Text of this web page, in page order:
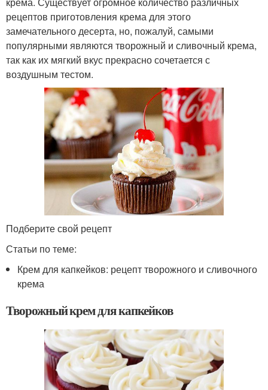
рецептов приготовления крема для этого
замечательного десерта, но, пожалуй, самыми
популярными являются творожный и сливочный крема,
так как их мягкий вкус прекрасно сочетается с
воздушным тестом.
Подберите свой рецепт
Статьи по теме:
Крем для капкейков: рецепт творожного и сливочного
крема
Творожный крем для капкейков